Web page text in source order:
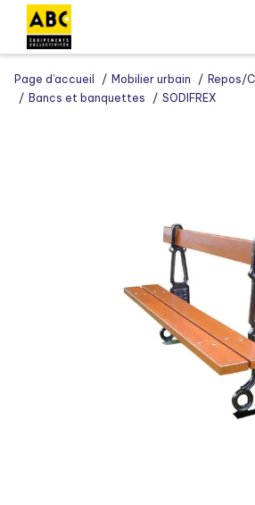
Page d’accueil Mobilier urbain
Repos/
Bancs et banquettes
SODIFREX
Panneau de gestion des cookies